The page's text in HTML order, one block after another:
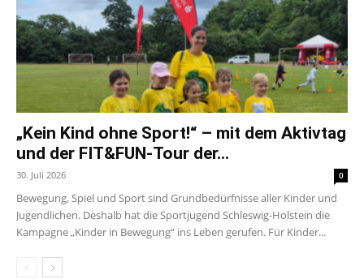
„Kein Kind ohne Sport!“ – mit dem Aktivtag
und der FIT&FUN-Tour der...
30. Juli 2026 0
Bewegung, Spiel und Sport sind Grundbedürfnisse aller Kinder und
Jugendlichen. Deshalb hat die Sportjugend Schleswig-Holstein die
Kampagne „Kinder in Bewegung“ ins Leben gerufen. Für Kinder...